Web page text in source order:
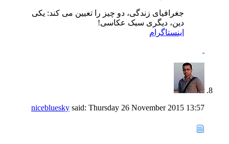
جغرافیای زندگی، دو چیز را تعیین می کند: یکی
دین، دیگری سبک عکاسی!
اینستاگرام
nicebluesky said: Thursday 26 November 2015 13:57